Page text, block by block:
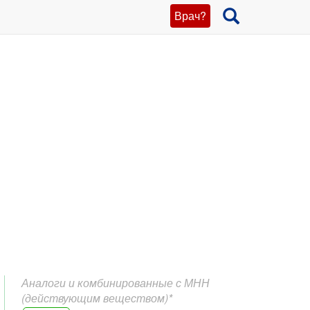
Врач?
Аналоги и комбинированные с МНН
(действующим веществом)*